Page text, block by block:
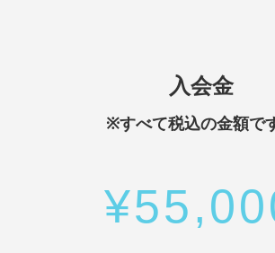
入会金
※すべて税込の金額で